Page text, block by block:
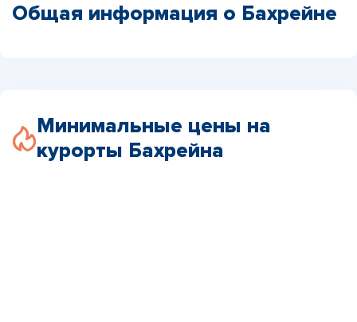
Общая информация о Бахрейне
Минимальные цены на
курорты Бахрейна